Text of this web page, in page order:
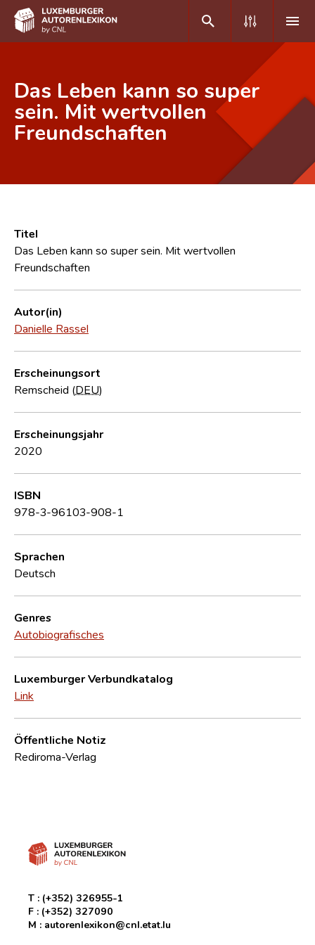
DE FR
Home
Erweiterte Suche
CNL
Forschungsgruppe
Das Leben kann so super
sein. Mit wertvollen
Freundschaften
Titel
Das Leben kann so super sein. Mit wertvollen
Freundschaften
Autor(in)
Danielle Rassel
Erscheinungsort
Remscheid (DEU)
Erscheinungsjahr
2020
ISBN
978-3-96103-908-1
Sprachen
Deutsch
Genres
Autobiografisches
Luxemburger Verbundkatalog
Link
Öffentliche Notiz
Rediroma-Verlag
T : (+352) 326955-1
F : (+352) 327090
M : autorenlexikon@cnl.etat.lu